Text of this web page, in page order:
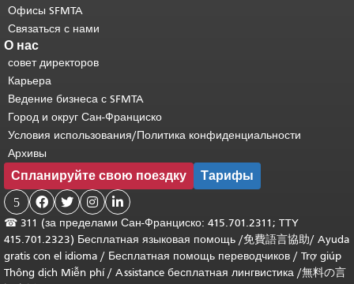
Офисы SFMTA
Связаться с нами
О нас
совет директоров
Карьера
Ведение бизнеса с SFMTA
Город и округ Сан-Франциско
Условия использования/Политика конфиденциальности
Архивы
Спланируйте свою поездку Тарифы
5    
☎ 311 (за пределами Сан-Франциско: 415.701.2311; TTY
415.701.2323) Бесплатная языковая помощь /免費語言協助/ Ayuda
gratis con el idioma / Бесплатная помощь переводчиков / Trợ giúp
Thông dịch Miễn phí/ Assistance бесплатная лингвистика /無料の言